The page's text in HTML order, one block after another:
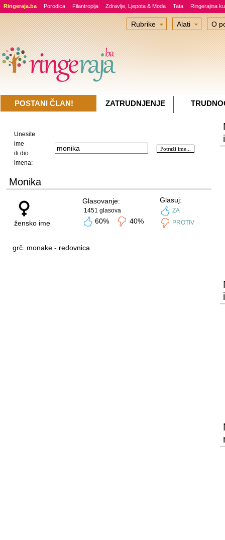
Ringeraja.ba Porodica Filantropija Zdravlje, Ljepota & Moda Tata Ringerajina
Unesite
ime
ili dio
imena:
Monika
žensko ime
Glasovanje:
1451 glasova
60% 40%
Glasuj:
ZA
PROTIV
grč. monake - redovnica
Rubrike Alati O
POSTANI ČLAN! ZATRUDNJENJE